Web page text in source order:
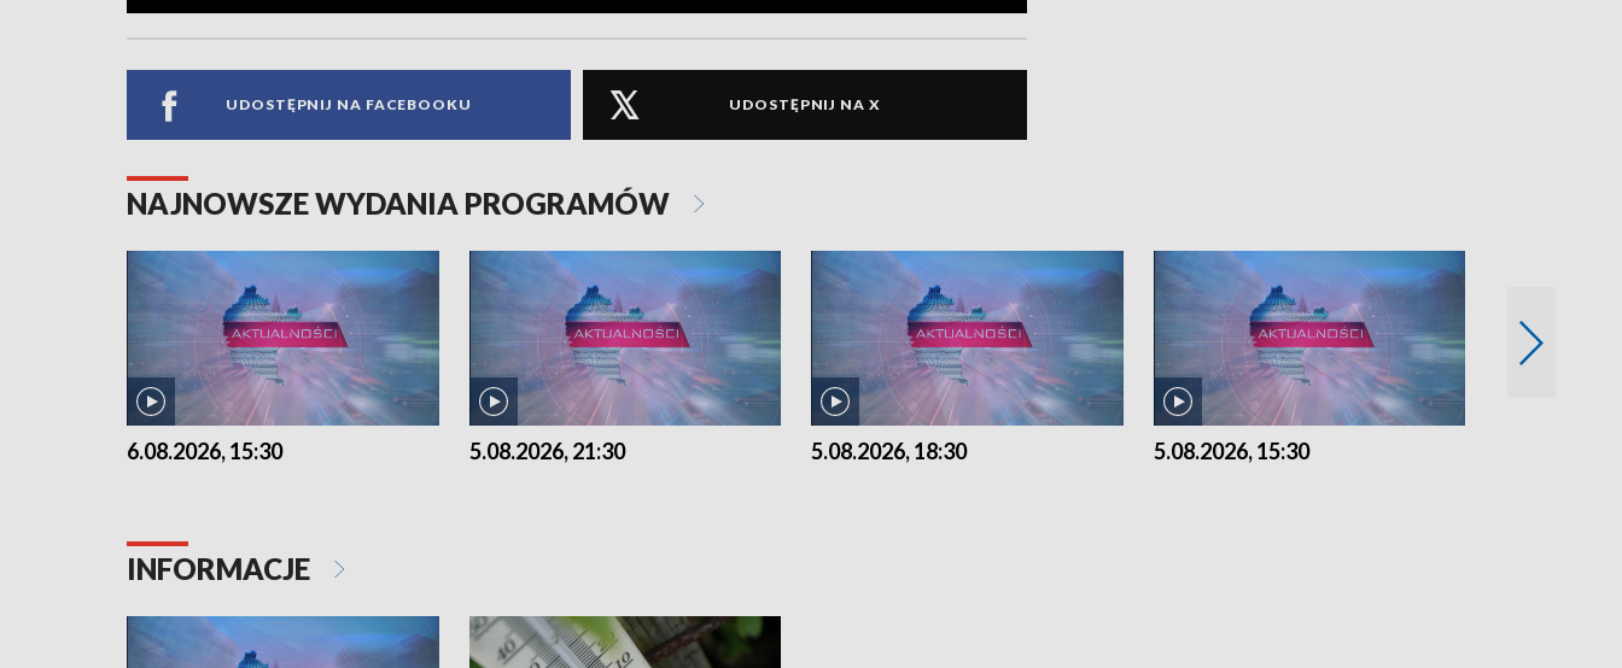
UDOSTĘPNIJ NA FACEBOOKU UDOSTĘPNIJ NA X
NAJNOWSZE WYDANIA PROGRAMÓW
6.08.2026, 15:30 5.08.2026, 21:30 5.08.2026, 18:30 5.08.2026, 15:30
INFORMACJE